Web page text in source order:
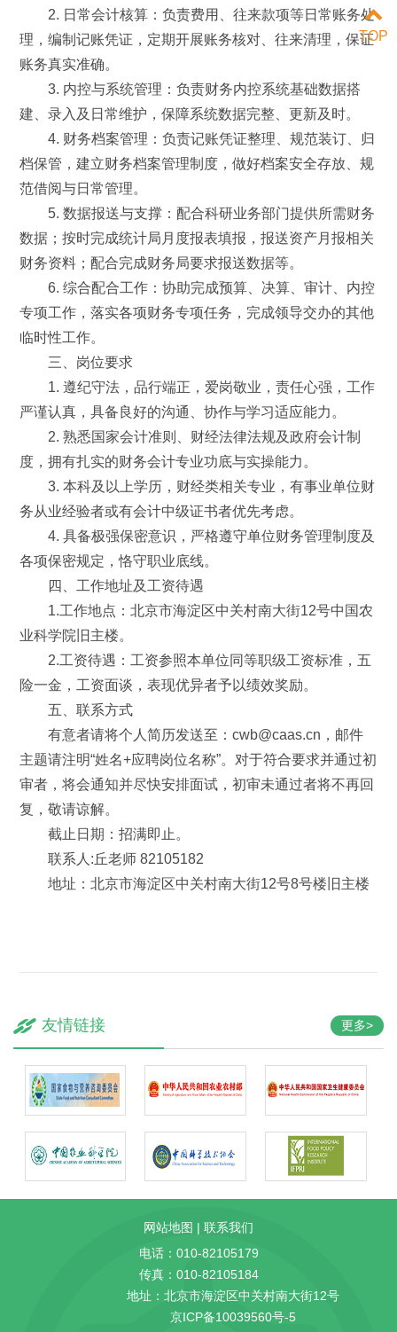
2. 日常会计核算：负责费用、往来款项等日常账务处
理，编制记账凭证，定期开展账务核对、往来清理，保证
账务真实准确。
3. 内控与系统管理：负责财务内控系统基础数据搭
建、录入及日常维护，保障系统数据完整、更新及时。
4. 财务档案管理：负责记账凭证整理、规范装订、归
档保管，建立财务档案管理制度，做好档案安全存放、规
范借阅与日常管理。
5. 数据报送与支撑：配合科研业务部门提供所需财务
数据；按时完成统计局月度报表填报，报送资产月报相关
财务资料；配合完成财务局要求报送数据等。
6. 综合配合工作：协助完成预算、决算、审计、内控
专项工作，落实各项财务专项任务，完成领导交办的其他
临时性工作。
三、岗位要求
1. 遵纪守法，品行端正，爱岗敬业，责任心强，工作
严谨认真，具备良好的沟通、协作与学习适应能力。
2. 熟悉国家会计准则、财经法律法规及政府会计制
度，拥有扎实的财务会计专业功底与实操能力。
3. 本科及以上学历，财经类相关专业，有事业单位财
务从业经验者或有会计中级证书者优先考虑。
4. 具备极强保密意识，严格遵守单位财务管理制度及
各项保密规定，恪守职业底线。
四、工作地址及工资待遇
1.工作地点：北京市海淀区中关村南大街12号中国农
业科学院旧主楼。
2.工资待遇：工资参照本单位同等职级工资标准，五
险一金，工资面谈，表现优异者予以绩效奖励。
五、联系方式
有意者请将个人简历发送至：cwb@caas.cn，邮件
主题请注明“姓名+应聘岗位名称”。对于符合要求并通过初
审者，将会通知并尽快安排面试，初审未通过者将不再回
复，敬请谅解。
截止日期：招满即止。
联系人:丘老师 82105182
地址：北京市海淀区中关村南大街12号8号楼旧主楼
更多>
友情链接
网站地图 | 联系我们
电话：010-82105179
传真：010-82105184
地址：北京市海淀区中关村南大街12号
京ICP备10039560号-5
TOP